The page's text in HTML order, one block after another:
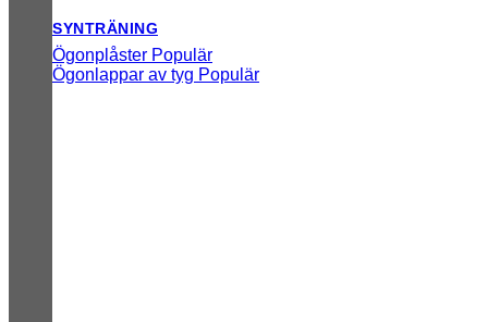
SYNTRÄNING
Ögonplåster
Ögonlappar av tyg